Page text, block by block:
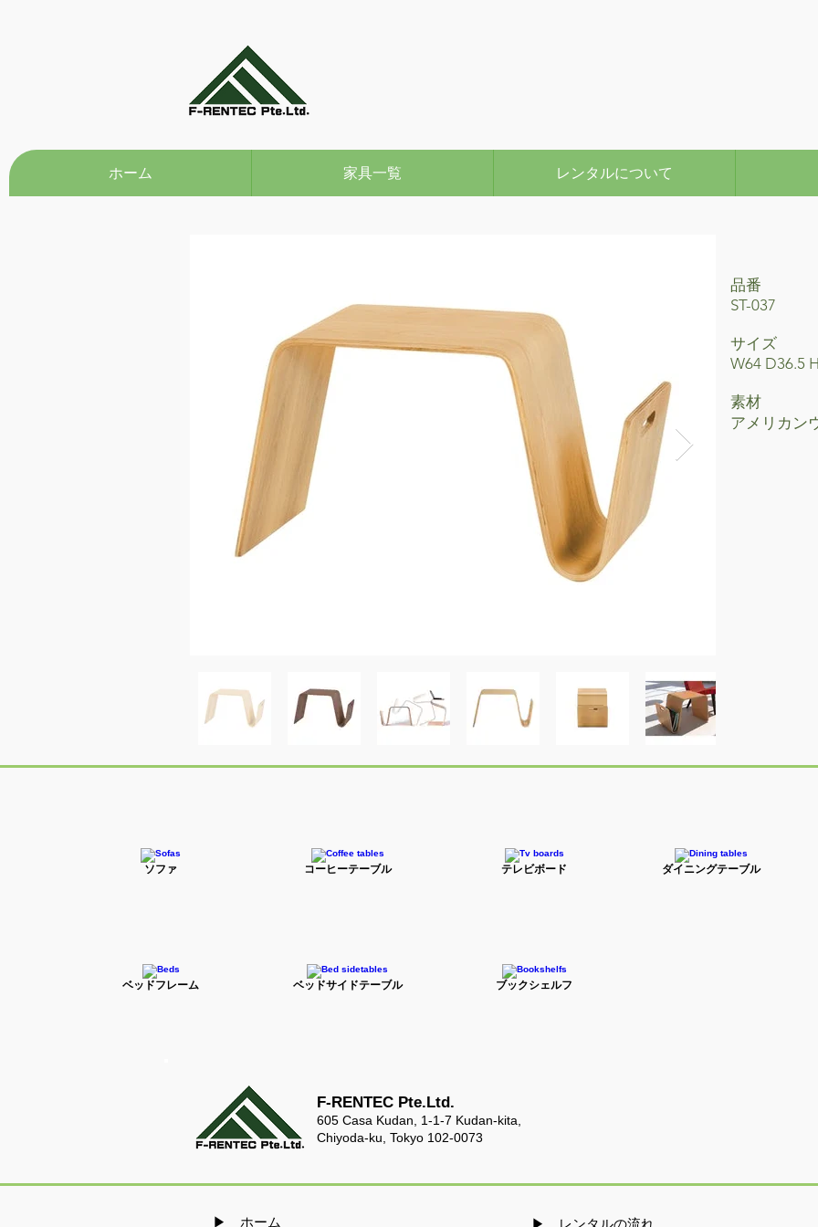
ホーム 家具一覧 レンタルについて
品番
ST-037
サイズ
W64 D36.5
素材
アメリカン
ソファ コーヒーテーブル テレビボード ダイニングテーブル
ベッドフレーム ベッドサイドテーブル ブックシェルフ
F-RENTEC Pte.Ltd.
605 Casa Kudan, 1-1-7 Kudan-kita,
Chiyoda-ku, Tokyo 102-0073
​▶ ホーム ​▶ レンタルの流れ